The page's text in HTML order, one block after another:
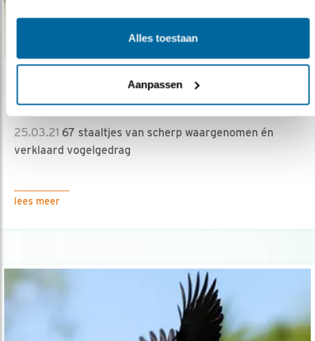
Alles toestaan
Aanpassen
Boekentip: Nabije vogels
25.03.21 67 staaltjes van scherp waargenomen én
verklaard vogelgedrag
lees meer